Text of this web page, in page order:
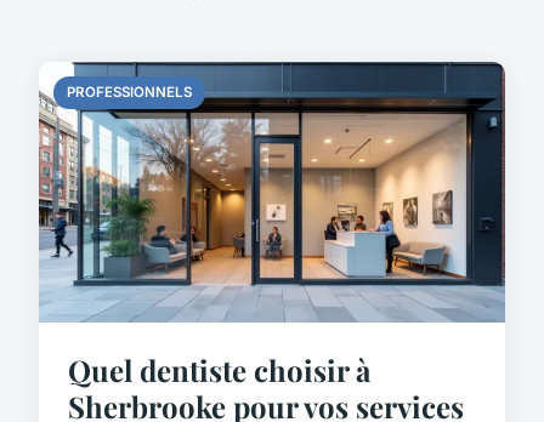
PROFESSIONNELS
Quel dentiste choisir à
Sherbrooke pour vos services